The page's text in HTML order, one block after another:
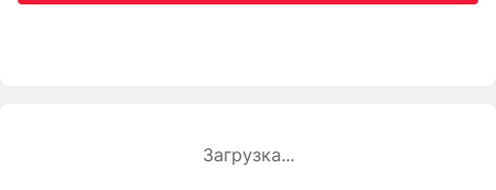
Загрузка...